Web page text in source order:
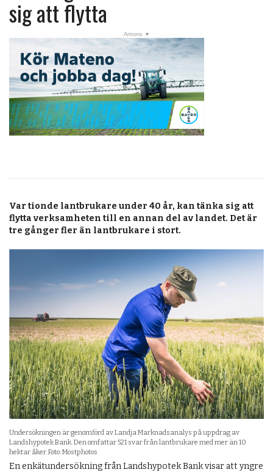
Veckans nyheter
RSS-flöde
OPINION
KALENDER
MARKNAD
ANNONSERA
PRENUMERERA
sig att flytta
Var tionde lantbrukare under 40 år, kan tänka sig att
flytta verksamheten till en annan del av landet. Det är
tre gånger fler än lantbrukare i stort.
Undersökningen är genomförd av Landja Marknadsanalys på uppdrag av
Landshypotek Bank. Den omfattar 521 svar från lantbrukare med mer än 10
hektar åker. Foto: Mostphotos
En enkätundersökning från Landshypotek Bank visar att yngre